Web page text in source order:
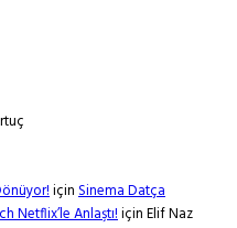
içinSinema Datça
Netflix’le Anlaştı!içinElif Naz